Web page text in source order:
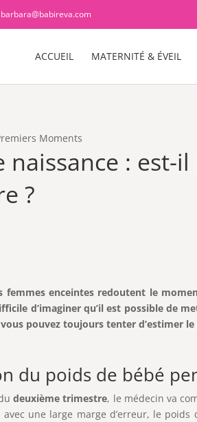
barbara@babireva.com
ACCUEIL MATERNITÉ & ÉVEIL
Moments
naissance : est-
?
femmes enceintes redoutent le
d’imaginer qu’il est possible de
pouvez toujours tenter d’estimer
du poids de bébé
deuxième trimestre, le médecin va
avec une large marge d’erreur, le